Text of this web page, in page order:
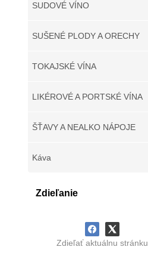
SUDOVÉ VÍNO
SUŠENÉ PLODY A ORECHY
TOKAJSKÉ VÍNA
LIKÉROVÉ A PORTSKÉ VÍNA
ŠŤAVY A NEALKO NÁPOJE
Káva
Zdieľanie
Zdieľať aktuálnu stránku